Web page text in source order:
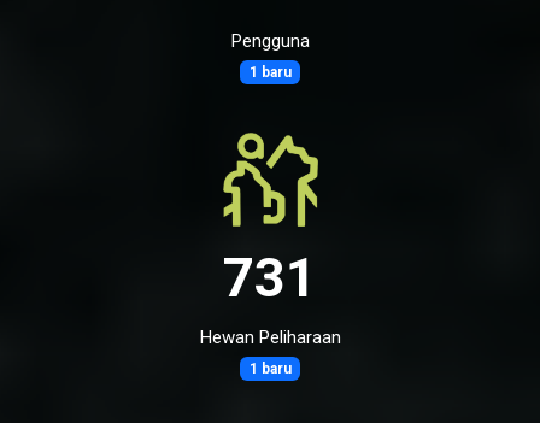
Pengguna
1 baru
731
Hewan Peliharaan
1 baru